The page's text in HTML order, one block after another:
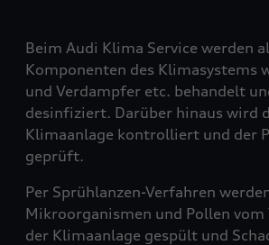
Beim Audi Klima Service werden
Komponenten des Klimasystems
und Verdampfer etc. behandelt
desinfiziert. Darüber hinaus wird
Klimaanlage kontrolliert und der
geprüft.
Per Sprühlanzen-Verfahren
Mikroorganismen und Pollen
der Klimaanlage gespült und